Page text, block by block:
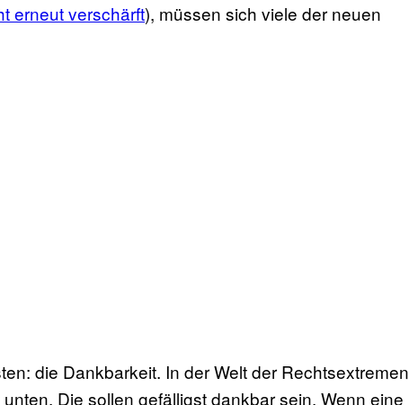
erneut verschärft), müssen sich viele der neuen
die Dankbarkeit. In der Welt der Rechtsextremen
Die sollen gefälligst dankbar sein. Wenn eine